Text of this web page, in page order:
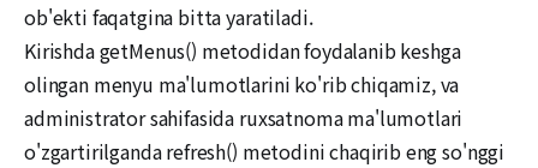
ob'ekti faqatgina bitta yaratiladi.
Kirishda getMenus() metodidan foydalanib keshga
olingan menyu ma'lumotlarini ko'rib chiqamiz, va
administrator sahifasida ruxsatnoma ma'lumotlari
o'zgartirilganda refresh() metodini chaqirib eng so'nggi